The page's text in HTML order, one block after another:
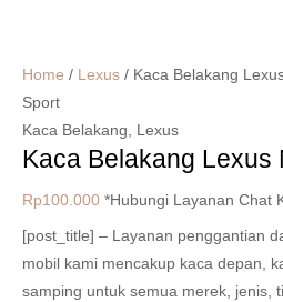
Home / Lexus / Kaca Belakang
Sport
Kaca Belakang, Lexus
Kaca Belakang Lexus
Rp100.000 *Hubungi Layanan Chat
[post_title] – Layanan penggantian
mobil kami mencakup kaca depan,
samping untuk semua merek, jenis,